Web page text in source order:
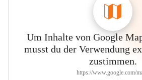
Um Inhalte von Google
musst du der Verwendung
zustimmen.
https://www.google.com/